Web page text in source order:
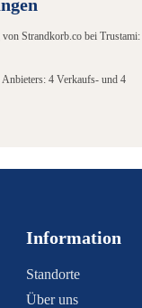
von Strandkorb.co bei Trustami:
4 Verkaufs- und 4
Information
Standorte
Über uns